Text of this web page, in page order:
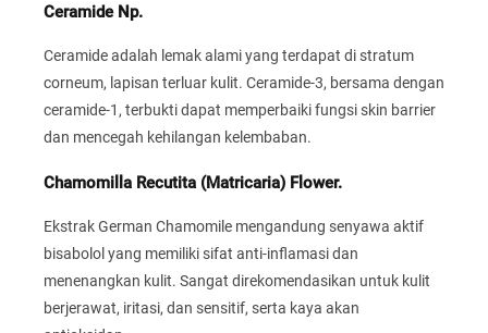
Ceramide Np.
Ceramide adalah lemak alami yang terdapat di stratum
corneum, lapisan terluar kulit. Ceramide-3, bersama dengan
ceramide-1, terbukti dapat memperbaiki fungsi skin barrier
dan mencegah kehilangan kelembaban.
Chamomilla Recutita (Matricaria) Flower.
Ekstrak German Chamomile mengandung senyawa aktif
bisabolol yang memiliki sifat anti-inflamasi dan
menenangkan kulit. Sangat direkomendasikan untuk kulit
berjerawat, iritasi, dan sensitif, serta kaya akan